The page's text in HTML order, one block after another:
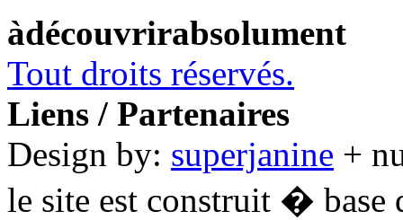
àdécouvrirabsolument
Tout droits réservés.
Liens / Partenaires
Design by: superjanine +
le site est construit � base